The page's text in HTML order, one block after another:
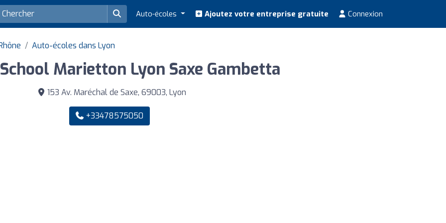
Auto-écoles Ajoutez votre entreprise gratuite Connexion
Auto-écoles dans Lyon
Marietton Lyon Saxe Gambetta
153 Av. Maréchal de Saxe, 69003, Lyon
+33478575050